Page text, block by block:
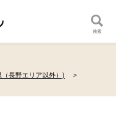
検索
長野エリア以外）)